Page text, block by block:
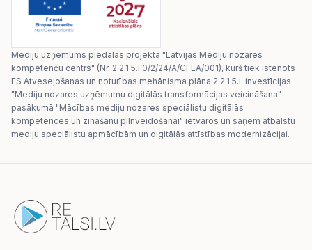
Mediju uzņēmums piedalās projektā "Latvijas Mediju nozares
kompetenču centrs" (Nr. 2.2.1.5.i.0/2/24/A/CFLA/001), kurš tiek īstenots
ES Atveseļošanas un noturības mehānisma plāna 2.2.1.5.i. investīcijas
"Mediju nozares uzņēmumu digitālās transformācijas veicināšana"
pasākumā "Mācības mediju nozares speciālistu digitālās
kompetences un zināšanu pilnveidošanai" ietvaros un saņem atbalstu
mediju speciālistu apmācībām un digitālās attīstības modernizācijai.